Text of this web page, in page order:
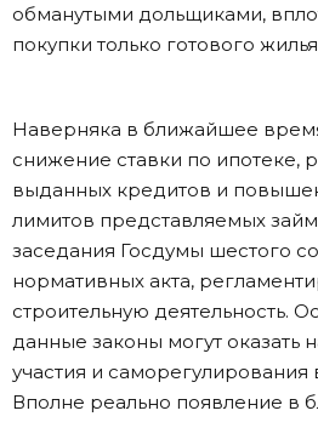
обманутыми дольщиками,
покупки только готового
Наверняка в ближайшее
снижение ставки по ипотеке,
выданных кредитов и
лимитов представляемых
заседания Госдумы шестого
нормативных акта,
строительную деятельность.
данные законы могут оказать
участия и саморегулирования
Вполне реально появление в